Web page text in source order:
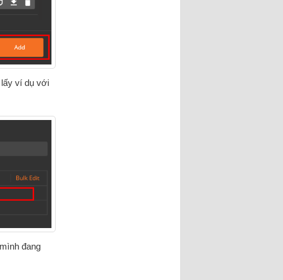
ví dụ với
đang